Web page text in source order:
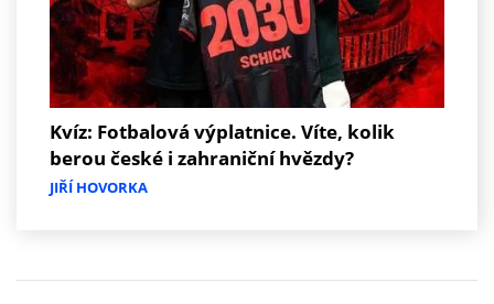
Kvíz: Fotbalová výplatnice. Víte, kolik
berou české i zahraniční hvězdy?
JIŘÍ HOVORKA